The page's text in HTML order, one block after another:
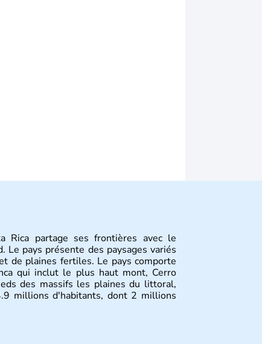
Rica partage ses frontières avec le
Le pays présente des paysages variés
de plaines fertiles. Le pays comporte
qui inclut le plus haut mont, Cerro
des massifs les plaines du littoral,
millions d'habitants, dont 2 millions